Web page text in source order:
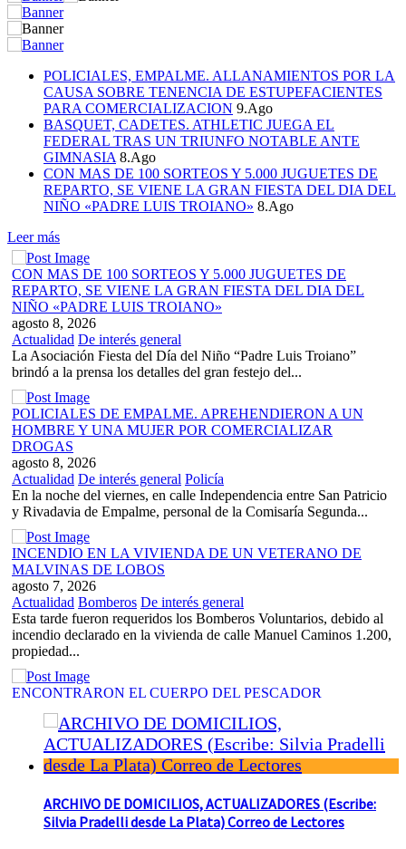
POLICIALES, EMPALME. ALLANAMIENTOS POR LA
CAUSA SOBRE TENENCIA DE ESTUPEFACIENTES
PARA COMERCIALIZACION 9.Ago
BASQUET, CADETES. ATHLETIC JUEGA EL
FEDERAL TRAS UN TRIUNFO NOTABLE ANTE
GIMNASIA 8.Ago
CON MAS DE 100 SORTEOS Y 5.000 JUGUETES DE
REPARTO, SE VIENE LA GRAN FIESTA DEL DIA DEL
NIÑO «PADRE LUIS TROIANO» 8.Ago
Leer más
CON MAS DE 100 SORTEOS Y 5.000 JUGUETES DE
REPARTO, SE VIENE LA GRAN FIESTA DEL DIA DEL
NIÑO «PADRE LUIS TROIANO»
agosto 8, 2026
Actualidad De interés general
La Asociación Fiesta del Día del Niño “Padre Luis Troiano”
brindó a la prensa los detalles del gran festejo del...
POLICIALES DE EMPALME. APREHENDIERON A UN
HOMBRE Y UNA MUJER POR COMERCIALIZAR
DROGAS
agosto 8, 2026
Actualidad De interés general Policía
En la noche del viernes, en calle Independencia entre San Patricio
y Rivadavia de Empalme, personal de la Comisaría Segunda...
INCENDIO EN LA VIVIENDA DE UN VETERANO DE
MALVINAS DE LOBOS
agosto 7, 2026
Actualidad Bomberos De interés general
Esta tarde fueron requeridos los Bomberos Voluntarios, debido al
incendio declarado en la vivienda de calle Manuel Caminos 1.200,
propiedad...
ENCONTRARON EL CUERPO DEL PESCADOR
agosto 7, 2026
Actualidad De interés general Policía
Un helicóptero que participaba de la búsqueda, encontró hoy el
cuerpo sin vida de la persona que se buscaba en...
BASQUET, CADETES. ATHLETIC JUEGA EL FEDERAL
TRAS UN TRIUNFO NOTABLE ANTE GIMNASIA
ARCHIVO DE DOMICILIOS, ACTUALIZADORES (Escribe:
Silvia Pradelli desde La Plata) Correo de Lectores